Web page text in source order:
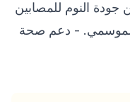
النوم للمصابين
الموسمي. - دعم صحة